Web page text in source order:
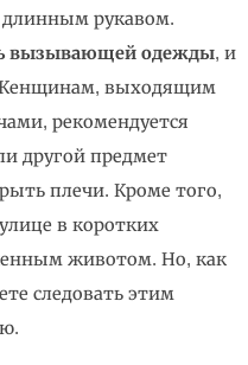
рукавом.
вызывающей одежды, и
Женщинам, выходящим
рекомендуется
другой предмет
плечи. Кроме того,
в коротких
животом. Но, как
следовать этим